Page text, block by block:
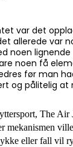
var det
allerede var
noen lignende
noen få
før man
og pålitelig at
The
mekanismen
eller fall vil